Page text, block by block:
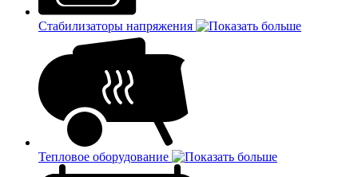
Стабилизаторы напряжения
Тепловое оборудование